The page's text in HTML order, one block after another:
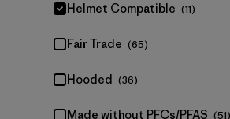
Helmet Compatible (11)
Fair Trade (65)
Hooded (36)
Made without PFCs/PFAS (51)